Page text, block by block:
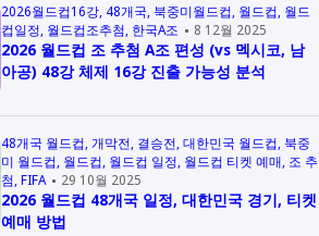
2026월드컵16강 48개국 북중미월드컵 월드컵 월드
컵일정 월드컵조추첨 한국A조 8 12월 2025
2026 월드컵 조 추첨 A조 편성 (vs 멕시코, 남
아공) 48강 체제 16강 진출 가능성 분석
48개국 월드컵 개막전 결승전 대한민국 월드컵 북중
미 월드컵 월드컵 월드컵 일정 월드컵 티켓 예매 조 추
첨 FIFA 29 10월 2025
2026 월드컵 48개국 일정, 대한민국 경기, 티켓
예매 방법